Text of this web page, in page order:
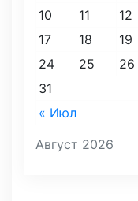
Август 2026
« Июл
10
11 12
17
18 19
24
25 26
31